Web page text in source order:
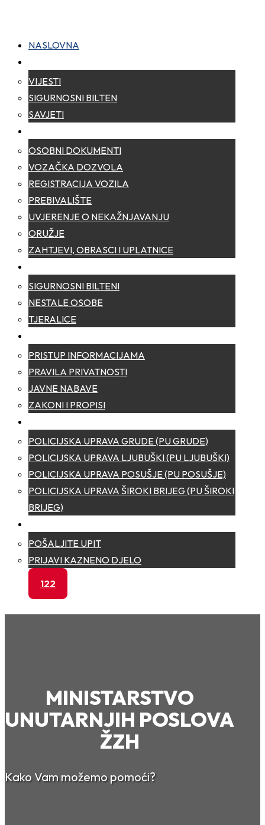
NASLOVNA
VIJESTI
SIGURNOSNI BILTEN
SAVJETI
OSOBNI DOKUMENTI
VOZAČKA DOZVOLA
REGISTRACIJA VOZILA
PREBIVALIŠTE
UVJERENJE O NEKAŽNJAVANJU
ORUŽJE
ZAHTJEVI, OBRASCI I UPLATNICE
SIGURNOSNI BILTENI
NESTALE OSOBE
TJERALICE
PRISTUP INFORMACIJAMA
PRAVILA PRIVATNOSTI
JAVNE NABAVE
ZAKONI I PROPISI
POLICIJSKA UPRAVA GRUDE (PU GRUDE)
POLICIJSKA UPRAVA LJUBUŠKI (PU LJUBUŠKI)
POLICIJSKA UPRAVA POSUŠJE (PU POSUŠJE)
POLICIJSKA UPRAVA ŠIROKI BRIJEG (PU ŠIROKI
BRIJEG)
POŠALJITE UPIT
PRIJAVI KAZNENO DJELO
122
MINISTARSTVO
UNUTARNJIH POSLOVA
ŽZH
Kako Vam možemo pomoći?